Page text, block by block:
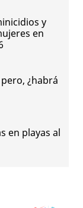
y
en
¿habrá
en playas al